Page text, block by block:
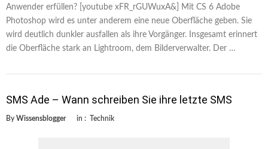
Anwender erfüllen? [youtube xFR_rGUWuxA&] Mit CS 6 Adobe
Photoshop wird es unter anderem eine neue Oberfläche geben. Sie
wird deutlich dunkler ausfallen als ihre Vorgänger. Insgesamt erinnert
die Oberfläche stark an Lightroom, dem Bilderverwalter. Der …
SMS Ade – Wann schreiben Sie ihre letzte SMS
By Wissensblogger in : Technik